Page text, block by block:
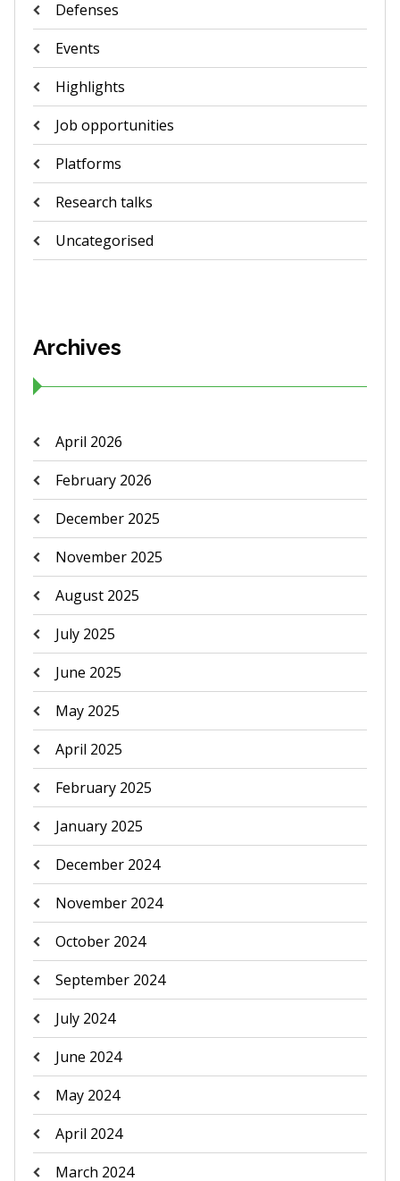
Defenses
Events
Highlights
Job opportunities
Platforms
Research talks
Uncategorised
Archives
April 2026
February 2026
December 2025
November 2025
August 2025
July 2025
June 2025
May 2025
April 2025
February 2025
January 2025
December 2024
November 2024
October 2024
September 2024
July 2024
June 2024
May 2024
April 2024
March 2024